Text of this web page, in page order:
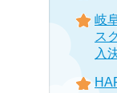
岐
ス
入